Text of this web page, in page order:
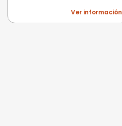
Ver información